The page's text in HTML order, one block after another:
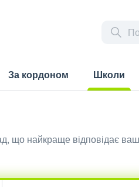
За кордоном
Школи
що найкраще відповідає